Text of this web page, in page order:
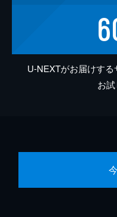
U-NEXTがお届けす
お試